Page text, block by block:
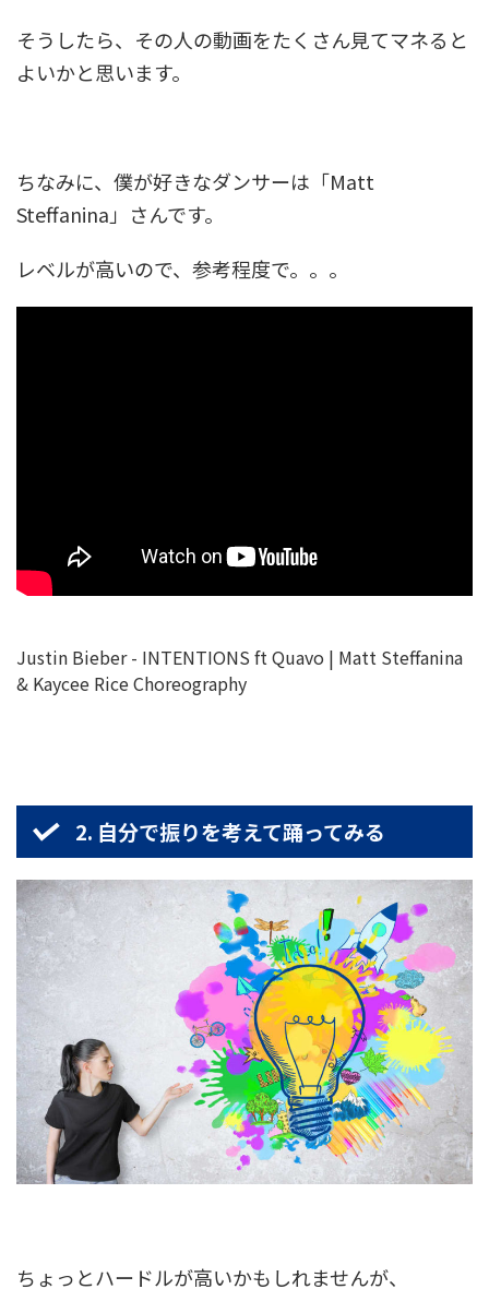
そうしたら、その人の動画をたくさん見てマネると
よいかと思います。
ちなみに、僕が好きなダンサーは「Matt
Steffanina」さんです。
レベルが高いので、参考程度で。。。
Justin Bieber - INTENTIONS ft Quavo | Matt Steffanina
& Kaycee Rice Choreography
2. 自分で振りを考えて踊ってみる
ちょっとハードルが高いかもしれませんが、